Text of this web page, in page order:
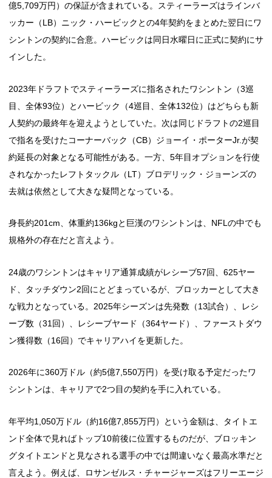
億5,709万円）の保証が含まれている。スティーラーズはラインバ
ッカー（LB）ニック・ハービックとの4年契約をまとめた翌日にワ
シントンの契約に合意。ハービックは同日水曜日に正式に契約にサ
インした。
2023年ドラフトでスティーラーズに指名されたワシントン（3巡
目、全体93位）とハービック（4巡目、全体132位）はどちらも新
人契約の最終年を迎えようとしていた。次は同じドラフトの2巡目
で指名を受けたコーナーバック（CB）ジョーイ・ポーターJr.が契
約延長の対象となる可能性がある。一方、5年目オプションを行使
されなかったレフトタックル（LT）ブロデリック・ジョーンズの
去就は依然として大きな疑問となっている。
身長約201cm、体重約136kgと巨漢のワシントンは、NFLの中でも
規格外の存在だと言えよう。
24歳のワシントンはキャリア通算成績がレシーブ57回、625ヤー
ド、タッチダウン2回にとどまっているが、ブロッカーとして大き
な戦力となっている。2025年シーズンは先発数（13試合）、レシ
ーブ数（31回）、レシーブヤード（364ヤード）、ファーストダウ
ン獲得数（16回）でキャリアハイを更新した。
2026年に360万ドル（約5億7,550万円）を受け取る予定だったワ
シントンは、キャリアで2つ目の契約を手に入れている。
年平均1,050万ドル（約16億7,855万円）という金額は、タイトエ
ンド全体で見ればトップ10前後に位置するものだが、ブロッキン
グタイトエンドと見なされる選手の中では間違いなく最高水準だと
言えよう。例えば、ロサンゼルス・チャージャーズはフリーエージ